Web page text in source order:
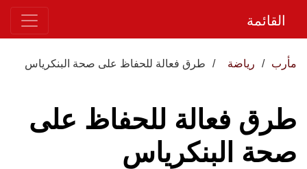
القائمة
مأرب رياضة طرق فعالة للحفاظ على صحة البنكرياس
طرق فعالة للحفاظ على
صحة البنكرياس